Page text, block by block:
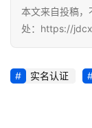
务
本文来自投稿，
处：https://
实名认证